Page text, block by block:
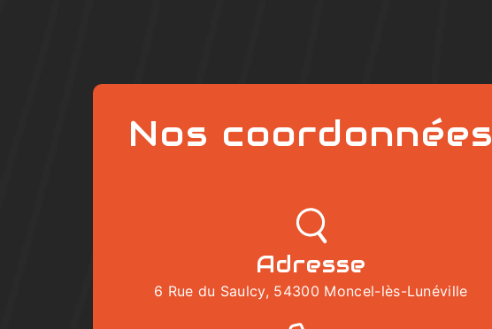
Nos coordonnées
Adresse
6 Rue du Saulcy, 54300 Moncel-lès-Lunéville